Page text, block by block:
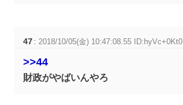
47 : 2018/10/05(金) 10:47:08.55 ID:hyVc+0Kt0
>>44
財政がやばいんやろ